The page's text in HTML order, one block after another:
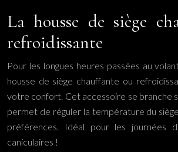
La housse de siège
refroidissante
Pour les longues heures passées au
housse de siège chauffante ou
votre confort. Cet accessoire se branche
permet de réguler la température du
préférences. Idéal pour les journées
caniculaires !